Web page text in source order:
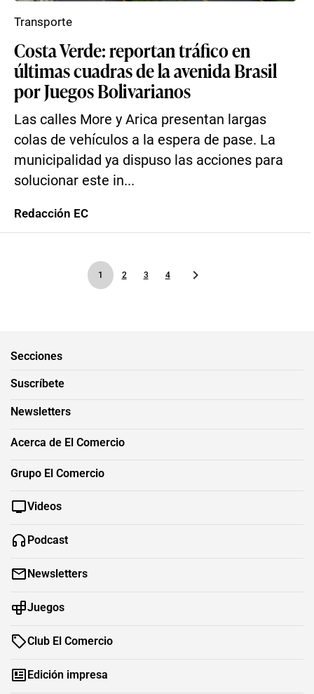
Costa Verde: reportan tráfico en
últimas cuadras de la avenida Brasil
por Juegos Bolivarianos
Las calles More y Arica presentan largas
colas de vehículos a la espera de pase. La
municipalidad ya dispuso las acciones para
solucionar este in...
Transporte
Redacción EC
1 2 3 4
Secciones
Suscríbete
Newsletters
Acerca de El Comercio
Grupo El Comercio
Videos
Podcast
Newsletters
Juegos
Club El Comercio
Edición impresa